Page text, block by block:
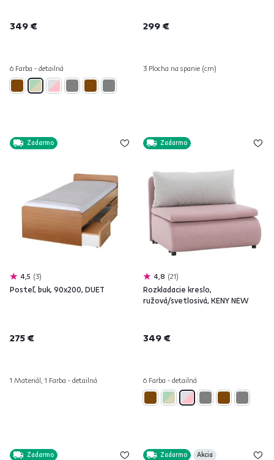
349 €
6 Farba - detailná
299 €
3 Plocha na spanie (cm)
Zadarmo
4,5 3
Posteľ, buk, 90x200, DUET
275 €
1 Materiál, 1 Farba - detailná
Zadarmo
4,8 21
Rozkladacie kreslo,
ružová/svetlosivá, KENY NEW
349 €
6 Farba - detailná
Zadarmo Zadarmo Akcia